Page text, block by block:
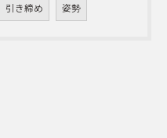
引き締め 姿勢